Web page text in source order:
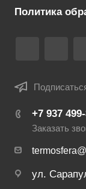
Политика
+7 937
Заказать
ул.